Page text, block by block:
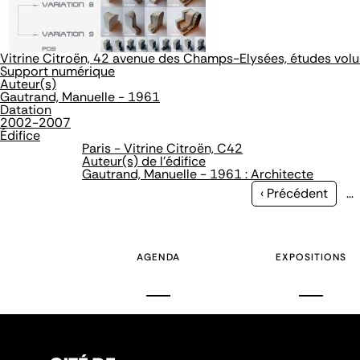
Vitrine Citroën, 42 avenue des Champs-Elysées, études
Support numérique
Auteur(s)
Gautrand, Manuelle - 1961
Datation
2002-2007
Édifice
Paris - Vitrine Citroën, C42
Auteur(s) de l'édifice
Gautrand, Manuelle - 1961 : Architecte
Page
‹ Précédent …
AGENDA EXPOSITIONS